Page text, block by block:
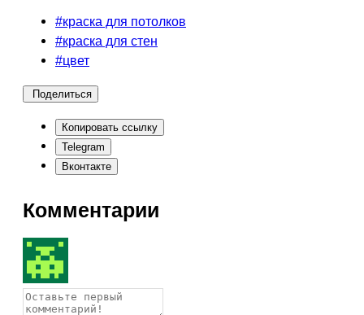
#краска для потолков
#краска для стен
#цвет
Поделиться
Копировать ссылку
Telegram
Вконтакте
Комментарии